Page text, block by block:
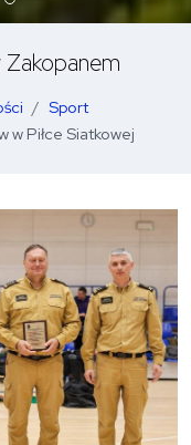
Sport
w Piłce Siatkowej